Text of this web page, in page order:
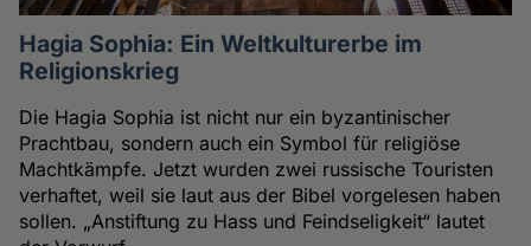
Hagia Sophia: Ein Weltkulturerbe im
Religionskrieg
Die Hagia Sophia ist nicht nur ein byzantinischer
Prachtbau, sondern auch ein Symbol für religiöse
Machtkämpfe. Jetzt wurden zwei russische Touristen
verhaftet, weil sie laut aus der Bibel vorgelesen haben
sollen. „Anstiftung zu Hass und Feindseligkeit“ lautet